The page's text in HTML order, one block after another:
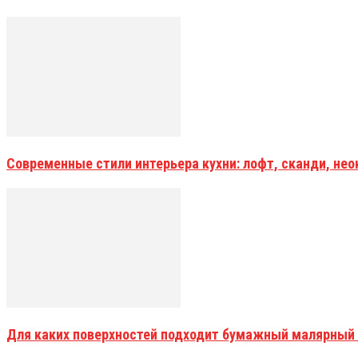
Современные стили интерьера кухни: лофт, сканди,
Для каких поверхностей подходит бумажный малярный